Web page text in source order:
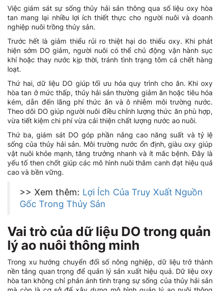
Việc giám sát sự sống thủy hải sản thông qua số liệu oxy hòa
tan mang lại nhiều lợi ích thiết thực cho người nuôi và doanh
nghiệp nuôi trồng thủy sản.
Trước hết là giảm thiểu rủi ro thiệt hại do thiếu oxy. Khi phát
hiện sớm DO giảm, người nuôi có thể chủ động vận hành sục
khí hoặc thay nước kịp thời, tránh tình trạng tôm cá chết hàng
loạt.
Thứ hai, dữ liệu DO giúp tối ưu hóa quy trình cho ăn. Khi oxy
hòa tan ở mức thấp, thủy hải sản thường giảm ăn hoặc tiêu hóa
kém, dẫn đến lãng phí thức ăn và ô nhiễm môi trường nước.
Theo dõi DO giúp người nuôi điều chỉnh lượng thức ăn phù hợp,
vừa tiết kiệm chi phí vừa cải thiện chất lượng nước ao nuôi.
Thứ ba, giám sát DO góp phần nâng cao năng suất và tỷ lệ
sống của thủy hải sản. Môi trường nước ổn định, giàu oxy giúp
vật nuôi khỏe mạnh, tăng trưởng nhanh và ít mắc bệnh. Đây là
yếu tố then chốt giúp các mô hình nuôi thâm canh đạt hiệu quả
cao và bền vững.
>> Xem thêm: Lợi Ích Của Truy Xuất Nguồn
Gốc Trong Thủy Sản
Vai trò của dữ liệu DO trong quản
lý ao nuôi thông minh
Trong xu hướng chuyển đổi số nông nghiệp, dữ liệu trở thành
nền tảng quan trọng để quản lý sản xuất hiệu quả. Dữ liệu oxy
hòa tan không chỉ phản ánh tình trạng sự sống của thủy hải sản